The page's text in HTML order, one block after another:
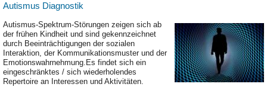
Autismus Diagnostik
Autismus-Spektrum-Störungen zeigen sich ab
der frühen Kindheit und sind gekennzeichnet
durch Beeinträchtigungen der sozialen
Interaktion, der Kommunikationsmuster und der
Emotionswahrnehmung.Es findet sich ein
eingeschränktes / sich wiederholendes
Repertoire an Interessen und Aktivitäten.